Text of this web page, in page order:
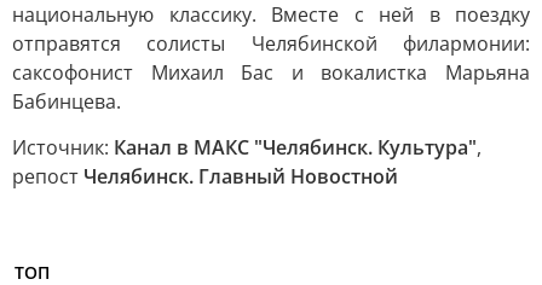
национальную классику. Вместе с ней в поездку
отправятся солисты Челябинской филармонии:
саксофонист Михаил Бас и вокалистка Марьяна
Бабинцева.
Источник: Канал в МАКС "Челябинск. Культура",
репост Челябинск. Главный Новостной
ТОП